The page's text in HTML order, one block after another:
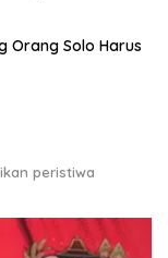
Orang Solo Harus
peristiwa